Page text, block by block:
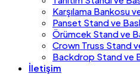
Karşılama Bankosu
Panset Stand ve
Örümcek Stand ve
Crown Truss Stand
Backdrop Stand ve
İletişim